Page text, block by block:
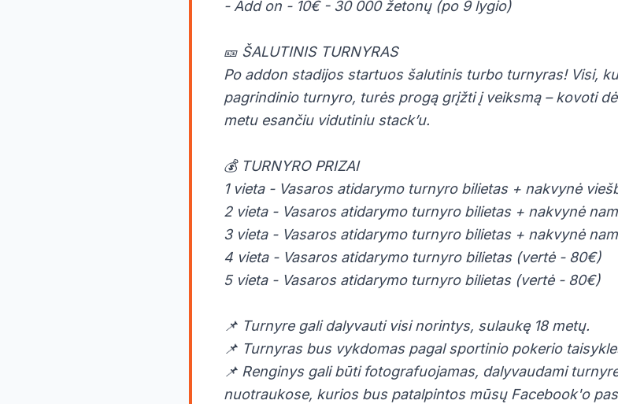
- Add on - 10€ - 30 000 žetonų (po 9 lygio)
🎫 ŠALUTINIS TURNYRAS
Po addon stadijos startuos šalutinis turbo turnyras! Visi,
pagrindinio turnyro, turės progą grįžti į veiksmą – kovoti
metu esančiu vidutiniu stack’u.
💰 TURNYRO PRIZAI
1 vieta - Vasaros atidarymo turnyro bilietas + nakvynė
2 vieta - Vasaros atidarymo turnyro bilietas + nakvynė
3 vieta - Vasaros atidarymo turnyro bilietas + nakvynė
4 vieta - Vasaros atidarymo turnyro bilietas (vertė - 80€)
5 vieta - Vasaros atidarymo turnyro bilietas (vertė - 80€)
📌 Turnyre gali dalyvauti visi norintys, sulaukę 18 metų.
📌 Turnyras bus vykdomas pagal sportinio pokerio
📌 Renginys gali būti fotografuojamas, dalyvaudami
nuotraukose, kurios bus patalpintos mūsų Facebook'o